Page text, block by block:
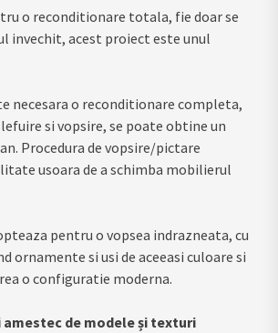
o reconditionare totala, fie doar se
invechit, acest proiect este unul
necesara o reconditionare completa,
si vopsire, se poate obtine un
Procedura de vopsire/pictare
usoara de a schimba mobilierul
pentru o vopsea indrazneata, cu
ornamente si usi de aceeasi culoare si
o configuratie moderna.
amestec de modele și texturi